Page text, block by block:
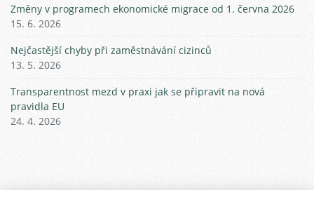
Změny v programech ekonomické migrace od 1. června 2026
15. 6. 2026
Nejčastější chyby při zaměstnávání cizinců
13. 5. 2026
Transparentnost mezd v praxi jak se připravit na nová
pravidla EU
24. 4. 2026